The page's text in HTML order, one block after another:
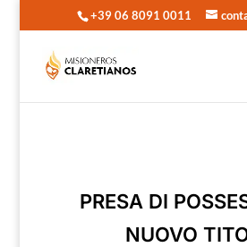
+39 06 8091 0011
PRESA DI
NUOVO